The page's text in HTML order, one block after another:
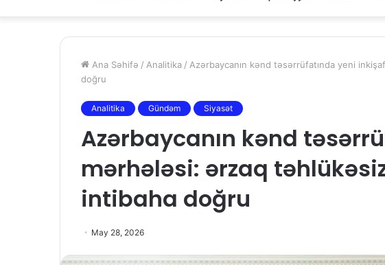
Ana Səhifə / Analitika / Azərbaycanın kənd təsərrüfatında yeni
doğru
Analitika Gündəm Siyasət
Azərbaycanın kənd
mərhələsi: ərzaq
intibaha doğru
May 28, 2026